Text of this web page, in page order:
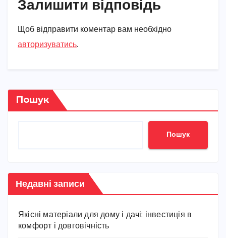
Залишити відповідь
Щоб відправити коментар вам необхідно
авторизуватись.
Пошук
Пошук
Недавні записи
Якісні матеріали для дому і дачі: інвестиція в
комфорт і довговічність